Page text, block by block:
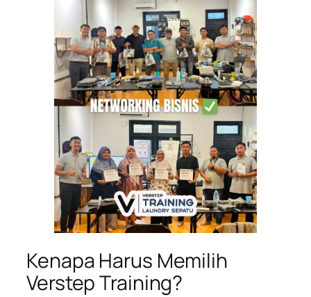
Kenapa Harus Memilih
Verstep Training?